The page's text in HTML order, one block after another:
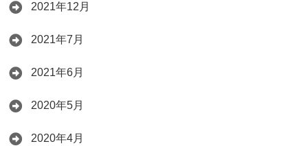
2021年12月
2021年7月
2021年6月
2020年5月
2020年4月